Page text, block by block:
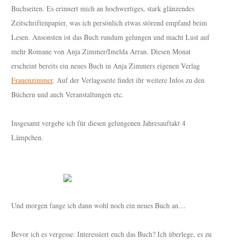
Buchseiten. Es erinnert mich an hochwertiges, stark glänzendes
Zeitschriftenpapier, was ich persönlich etwas störend empfand beim
Lesen. Ansonsten ist das Buch rundum gelungen und macht Lust auf
mehr Romane von Anja Zimmer/Imelda Arran. Diesen Monat
erscheint bereits ein neues Buch in Anja Zimmers eigenen Verlag
Frauenzimmer. Auf der Verlagsseite findet ihr weitere Infos zu den
Büchern und auch Veranstaltungen etc.
Insgesamt vergebe ich für diesen gelungenen Jahresauftakt 4
Lämpchen.
Und morgen fange ich dann wohl noch ein neues Buch an…
Bevor ich es vergesse: Interessiert euch das Buch? Ich überlege, es zu